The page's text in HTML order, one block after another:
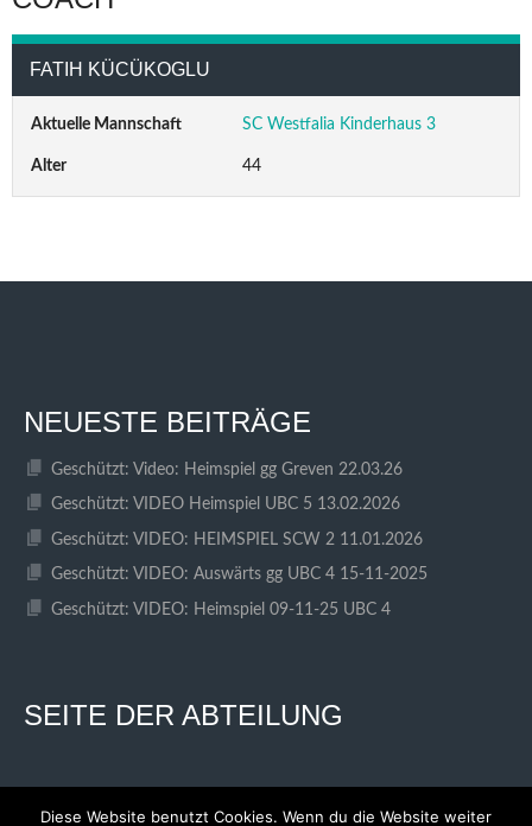
FATIH KÜCÜKOGLU
Aktuelle Mannschaft SC Westfalia Kinderhaus 3
Alter 44
NEUESTE BEITRÄGE
Geschützt: Video: Heimspiel gg Greven 22.03.26
Geschützt: VIDEO Heimspiel UBC 5 13.02.2026
Geschützt: VIDEO: HEIMSPIEL SCW 2 11.01.2026
Geschützt: VIDEO: Auswärts gg UBC 4 15-11-2025
Geschützt: VIDEO: Heimspiel 09-11-25 UBC 4
SEITE DER ABTEILUNG
Diese Website benutzt Cookies. Wenn du die Website weiter